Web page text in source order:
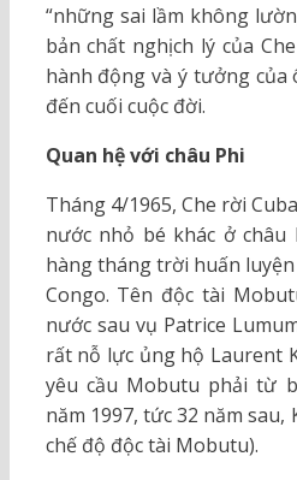
“những sai lầm không
bản chất nghịch lý của
hành động và ý tưởng của
đến cuối cuộc đời.
Quan hệ với châu Phi
Tháng 4/1965, Che rời
nước nhỏ bé khác ở
hàng tháng trời huấn
Congo. Tên độc tài
nước sau vụ Patrice
rất nỗ lực ủng hộ Laurent
yêu cầu Mobutu phải từ
năm 1997, tức 32 năm
chế độ độc tài Mobutu).